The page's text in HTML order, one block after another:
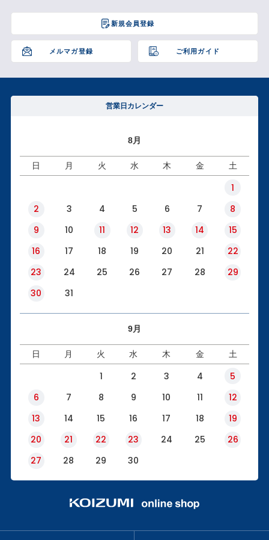
新規会員登録
メルマガ登録 ご利用ガイド
ジト
へ
営業日カレンダー
8月
日 月 火 水 木 金 土
1
2
3 4 5 6 7
8
9
10 11 12 13 14
15
16
17 18 19 20 21
22
23
24 25 26 27 28
29
30
31
9月
日 月 火 水 木 金 土
1 2 3 4
5
6
7 8 9 10 11
12
13
14 15 16 17 18
19
20
21 22 23 24 25
26
27
28 29 30